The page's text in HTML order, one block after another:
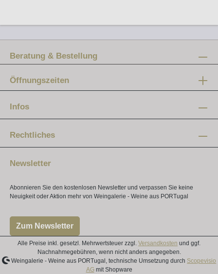
Beratung & Bestellung
Öffnungszeiten
12 - 20 Uhr
10 - 16 Uhr
Infos
Rechtliches
Newsletter
Abonnieren Sie den kostenlosen Newsletter und verpassen Sie keine
Neuigkeit oder Aktion mehr von Weingalerie - Weine aus PORTugal
Zum Newsletter
Alle Preise inkl. gesetzl. Mehrwertsteuer zzgl. Versandkosten und ggf.
Nachnahmegebühren, wenn nicht anders angegeben.
Weingalerie - Weine aus PORTugal, technische Umsetzung durch Scopevisio
AGmit Shopware